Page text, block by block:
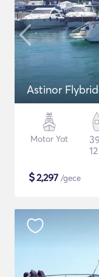
Astinor
Motor Yat
$2,297 /gece